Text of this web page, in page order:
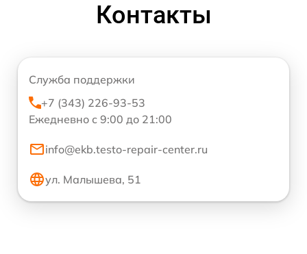
Контакты
Служба поддержки
+7 (343) 226-93-53
Ежедневно с 9:00 до 21:00
info@ekb.testo-repair-center.ru
ул. Малышева, 51